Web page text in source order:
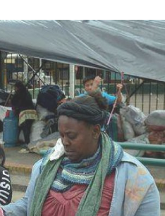
LUIS CASTRO
Ver Biografï¿½a y Noticias